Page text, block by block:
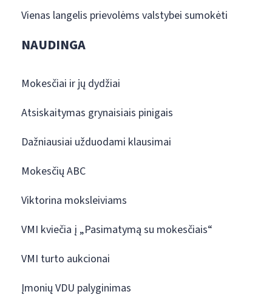
Vienas langelis prievolėms valstybei sumokėti
NAUDINGA
Mokesčiai ir jų dydžiai
Atsiskaitymas grynaisiais pinigais
Dažniausiai užduodami klausimai
Mokesčių ABC
Viktorina moksleiviams
VMI kviečia į „Pasimatymą su mokesčiais“
VMI turto aukcionai
Įmonių VDU palyginimas